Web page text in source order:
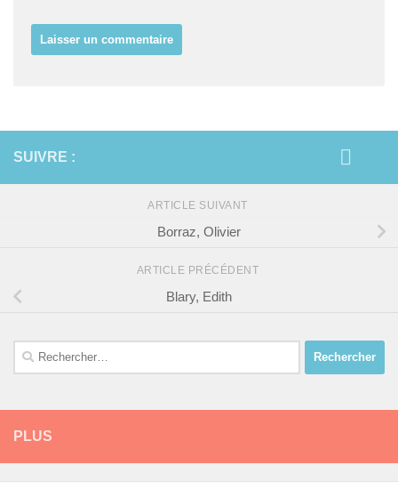
SUIVRE :
ARTICLE SUIVANT
Borraz, Olivier
ARTICLE PRÉCÉDENT
Blary, Edith
Rechercher :
PLUS